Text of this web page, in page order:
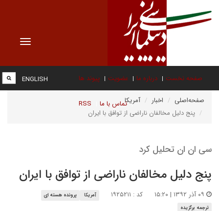
Toggle
صفحه نخست درباره ما عضویت پیوند ها
تماس با ما RSS
ENGLISH
صفحه‌اصلی اخبار
آمریکا
پنج دلیل مخالفان ناراضی از توافق با ایران
سی ان ان تحلیل کرد
پنج دلیل مخالفان ناراضی از توافق با ایران
کد : ۱۹۲۵۲۱۱ آمریکا
پرونده هسته ای
ترجمه برگزیده